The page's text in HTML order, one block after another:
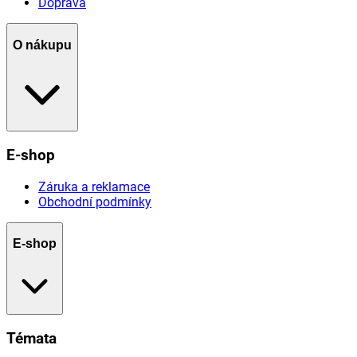
O nákupu
E-shop
Záruka a reklamace
Obchodní podmínky
E-shop
Témata